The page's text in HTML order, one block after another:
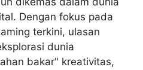
Dengan fokus pada
terkini, ulasan
dunia
bakar" kreativitas,